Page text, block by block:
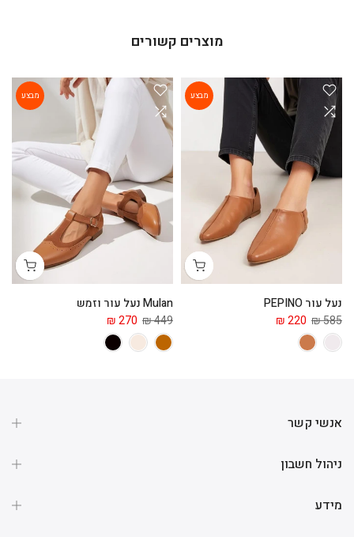
מוצרים קשורים
מבצע
נעל עור PEPINO
585 ₪
220 ₪
מבצע
Mulan נעל עור וזמש
449 ₪
270 ₪
אנשי קשר
ניהול חשבון
מידע